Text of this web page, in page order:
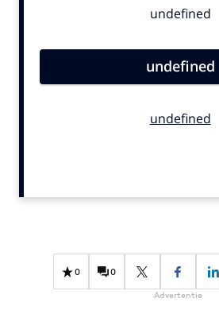
Carriere
Design
Diversiteit
Effectiviteit
0 0
Advertentie